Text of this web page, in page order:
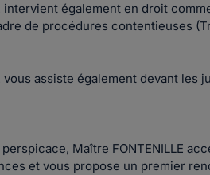
intervient également en droit
de procédures contentieuses
vous assiste également devant
Maître FONTENILLE
et vous propose un premier